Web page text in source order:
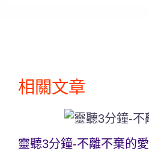
相關文章
靈聽3分鐘-不離不棄的愛